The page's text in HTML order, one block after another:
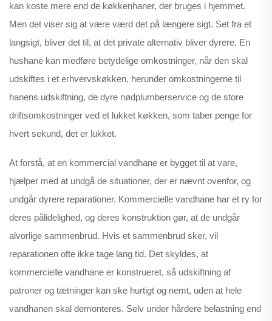
kan koste mere end de køkkenhaner, der bruges i hjemmet.
Men det viser sig at være værd det på længere sigt. Set fra et
langsigt, bliver det til, at det private alternativ bliver dyrere. En
hushane kan medføre betydelige omkostninger, når den skal
udskiftes i et erhvervskøkken, herunder omkostningerne til
hanens udskiftning, de dyre nødplumberservice og de store
driftsomkostninger ved et lukket køkken, som taber penge for
hvert sekund, det er lukket.
At forstå, at en kommercial vandhane er bygget til at vare,
hjælper med at undgå de situationer, der er nævnt ovenfor, og
undgår dyrere reparationer. Kommercielle vandhane har et ry for
deres pålidelighed, og deres konstruktion gør, at de undgår
alvorlige sammenbrud. Hvis et sammenbrud sker, vil
reparationen ofte ikke tage lang tid. Det skyldes, at
kommercielle vandhane er konstrueret, så udskiftning af
patroner og tætninger kan ske hurtigt og nemt, uden at hele
vandhanen skal demonteres. Selv under hårdere belastning end